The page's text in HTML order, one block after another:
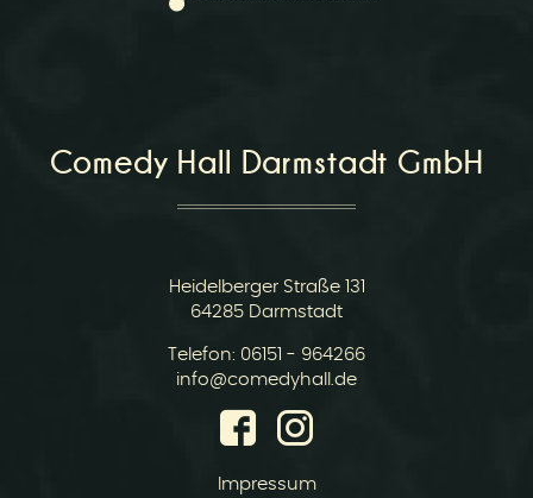
Comedy Hall Darmstadt GmbH
Heidelberger Straße 131
64285 Darmstadt
Telefon: 06151 - 964266
E-
info@comedyhall.de
Impressum